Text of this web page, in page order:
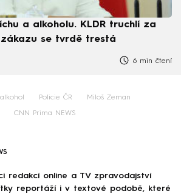
a alkoholu. KLDR truchlí za
se tvrdě trestá
6 min čtení
alkohol Policie ČR Miloš Zeman
CNN Prima NEWS
redakcí online a TV zpravodajství
reportáží i v textové podobě, které